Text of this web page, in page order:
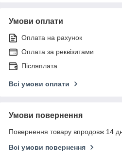
Умови оплати
Оплата на рахунок
Оплата за реквізитами
Післяплата
Всі умови оплати
Умови повернення
Повернення товару впродовж 14
Всі умови повернення